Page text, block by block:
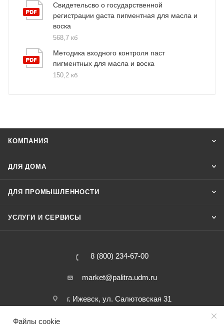
Свидетельсво о государственной
регистрации gаста пигментная для масла и
воска
568,7 кб
Методика входного контроля паст
пигментных для масла и воска
150,2 кб
КОМПАНИЯ
ДЛЯ ДОМА
ДЛЯ ПРОМЫШЛЕННОСТИ
УСЛУГИ И СЕРВИСЫ
8 (800) 234-67-00
market@palitra.udm.ru
г. Ижевск, ул. Салютовская 31
Файлы cookie